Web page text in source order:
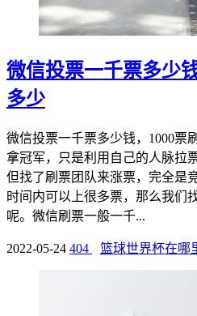
微信投票一千票多少
多少
微信投票一千票多少钱，1000票
拿冠军，只是利用自己的人脉拉
但找了刷票团队来涨票，完全是
时间内可以上很多票，那么我们
呢。微信刷票一般一千...
2022-05-24 404 篮球世界杯在哪